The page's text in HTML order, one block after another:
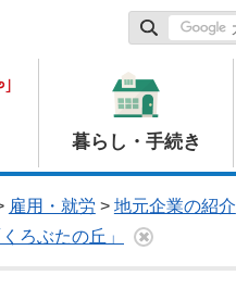
暮らし・手続き
雇用・就労 > 地元企業の紹介
ろぶたの丘」